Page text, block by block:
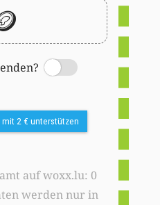
Switch
2 € unterstützen
auf woxx.lu: 0
werden nur in